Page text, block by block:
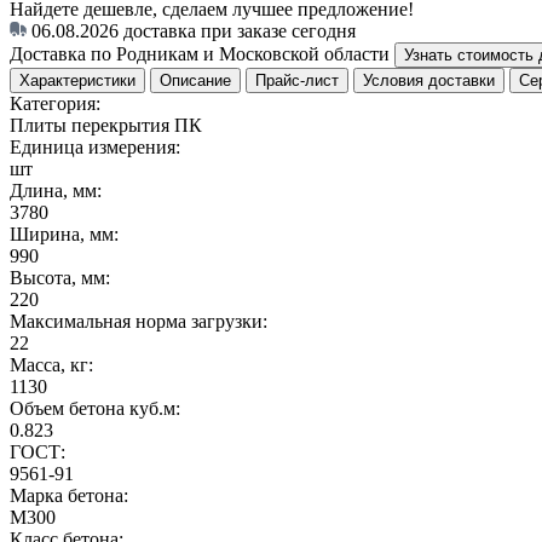
Найдете дешевле, сделаем лучшее предложение!
06.08.2026 доставка при заказе сегодня
Доставка по Родникам и Московской области
Узнать стоимость
Характеристики
Описание Прайс-лист Условия доставки
Категория:
Плиты перекрытия ПК
Единица измерения:
шт
Длина, мм:
3780
Ширина, мм:
990
Высота, мм:
220
Максимальная норма загрузки:
22
Масса, кг:
1130
Объем бетона куб.м:
0.823
ГОСТ:
9561-91
Марка бетона:
M300